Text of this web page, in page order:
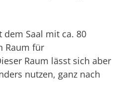
dem Saal mit ca. 80
Raum für
Raum lässt sich aber
nutzen, ganz nach